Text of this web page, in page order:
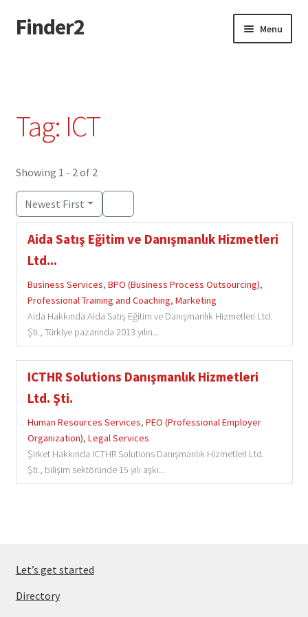
Skip
to
Skip
to
Finder2 Menu
Privacy Policy
Tag: ICT
Showing 1 - 2 of 2
Newest First
Aida Satış Eğitim ve Danışmanlık Hizmetleri
Ltd...
Business Services, BPO (Business Process Outsourcing),
Professional Training and Coaching, Marketing
Aida Hakkında Aida Satış Eğitim ve Danışmanlık Hizmetleri Ltd.
Şti., Türkiye pazarında 2013 yılın...
ICTHR Solutions Danışmanlık Hizmetleri
Ltd. Şti.
Human Resources Services, PEO (Professional Employer
Organization), Legal Services
Şirket Hakkında ICTHR Solutions Danışmanlık Hizmetleri Ltd.
Şti., bilişim sektöründe 15 yılı aşkı...
Let’s get started
Directory